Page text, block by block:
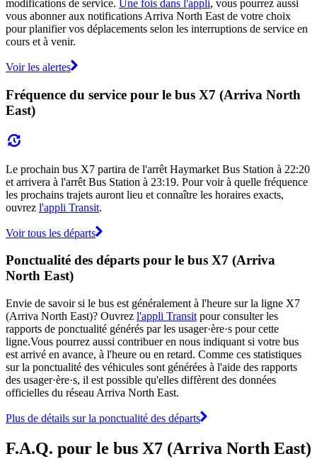
modifications de service. Une fois dans l'appli, vous pourrez aussi
vous abonner aux notifications Arriva North East de votre choix
pour planifier vos déplacements selon les interruptions de service en
cours et à venir.
Voir les alertes
Fréquence du service pour le bus X7 (Arriva North
East)
Le prochain bus X7 partira de l'arrêt Haymarket Bus Station à 22:20
et arrivera à l'arrêt Bus Station à 23:19. Pour voir à quelle fréquence
les prochains trajets auront lieu et connaître les horaires exacts,
ouvrez l'appli Transit.
Voir tous les départs
Ponctualité des départs pour le bus X7 (Arriva
North East)
Envie de savoir si le bus est généralement à l'heure sur la ligne X7
(Arriva North East)? Ouvrez l'appli Transit pour consulter les
rapports de ponctualité générés par les usager·ère·s pour cette
ligne.Vous pourrez aussi contribuer en nous indiquant si votre bus
est arrivé en avance, à l'heure ou en retard. Comme ces statistiques
sur la ponctualité des véhicules sont générées à l'aide des rapports
des usager·ère·s, il est possible qu'elles diffèrent des données
officielles du réseau Arriva North East.
Plus de détails sur la ponctualité des départs
F.A.Q. pour le bus X7 (Arriva North East)